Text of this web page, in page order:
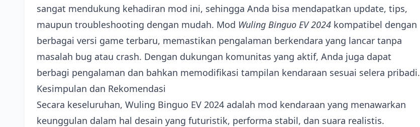
sangat mendukung kehadiran mod ini, sehingga Anda bisa mendapatkan update, tips,
maupun troubleshooting dengan mudah. Mod Wuling Binguo EV 2024 kompatibel dengan
berbagai versi game terbaru, memastikan pengalaman berkendara yang lancar tanpa
masalah bug atau crash. Dengan dukungan komunitas yang aktif, Anda juga dapat
berbagi pengalaman dan bahkan memodifikasi tampilan kendaraan sesuai selera pribadi.
Kesimpulan dan Rekomendasi
Secara keseluruhan, Wuling Binguo EV 2024 adalah mod kendaraan yang menawarkan
keunggulan dalam hal desain yang futuristik, performa stabil, dan suara realistis.